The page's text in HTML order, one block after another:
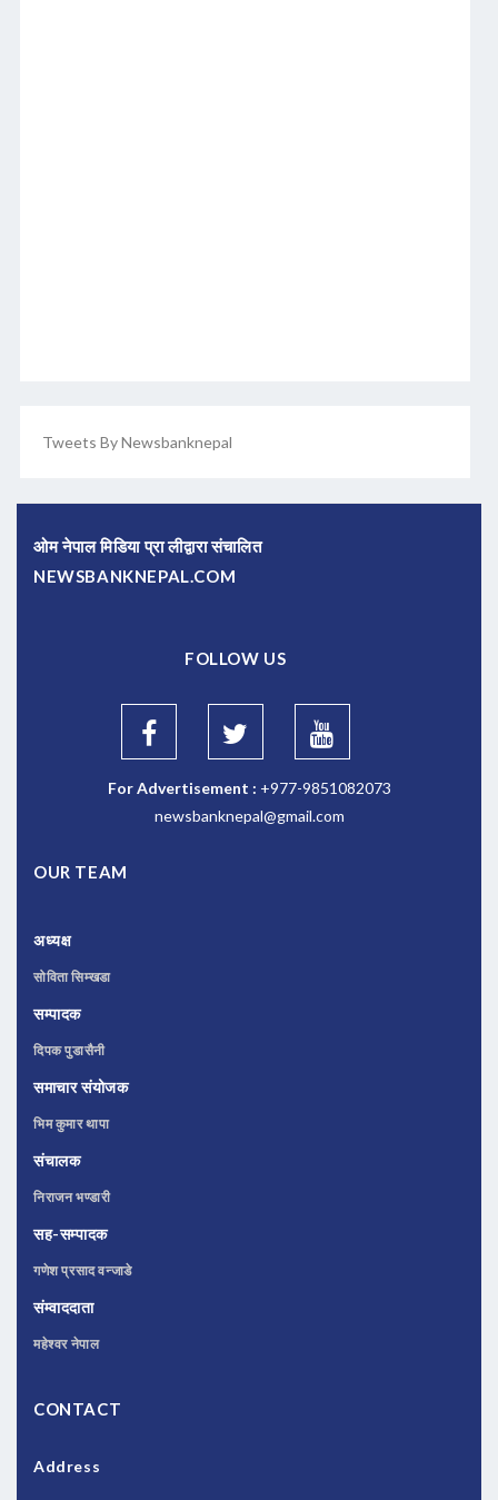
Tweets By Newsbanknepal
ओम नेपाल मिडिया प्रा लीद्वारा संचालित
NEWSBANKNEPAL.COM
FOLLOW US
For Advertisement : +977-9851082073
newsbanknepal@gmail.com
OUR TEAM
अध्यक्ष
सोविता सिम्खडा
सम्पादक
दिपक पुडासैनी
समाचार संयोजक
भिम कुमार थापा
संचालक
निराजन भण्डारी
सह-सम्पादक
गणेश प्रसाद वन्जाडे
संम्वाददाता
महेश्वर नेपाल
CONTACT
Address